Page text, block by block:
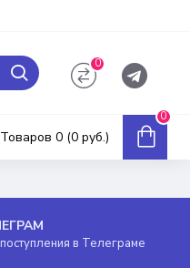
0
Товаров 0 (0 руб.)
0
в Телеграме